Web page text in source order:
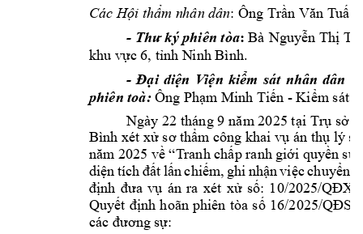
Các Hội thẩm nhân dân: Ông Trần Văn T
- Thư ký phiên tòa: Bà Nguyễn Thị
khu vực 6, tỉnh Ninh Bình.
- Đại diện Viện kiểm sát nhân dân
phiên toà: Ông Phạm Minh Tiến - Kiểm sát
Ngày 22 tháng 9 năm 2025 tại Trụ sở
Bình xét xử sơ thẩm công khai vụ án thụ lý
năm 2025 về “Tranh chấp ranh giới quyền sử
diện tích đất lấn chiếm, ghi nhận việc chuyển
định đưa vụ án ra xét xử số: 10/2025/
Quyết định hoãn phiên tòa số 16/2025/QĐST
các đương sự: